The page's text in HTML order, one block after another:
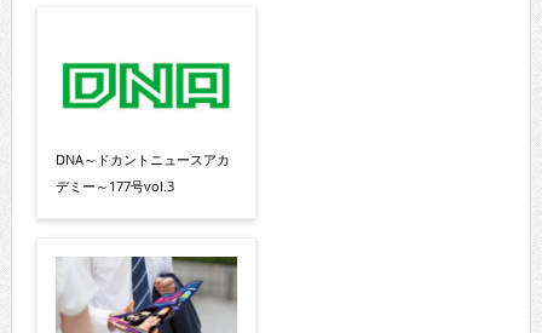
DNA～ドカントニュースアカ
デミー～177号vol.3